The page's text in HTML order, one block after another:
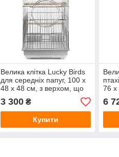
Велика клітка Lucky Birds
для середніх папуг, 100 х
48 х 48 см, з верхом, що
відкривається
3 300₴
Купити
76
6